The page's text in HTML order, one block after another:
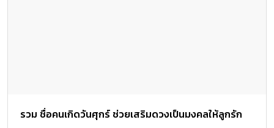
รวม ชื่อคนเกิดวันศุกร์ ช่วยเสริมดวงเป็นมงคลให้ลูกรัก